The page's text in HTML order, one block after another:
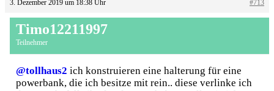
3. Dezember 2019 um 18:38 Uhr #713
Timo12211997
Teilnehmer
@tollhaus2 ich konstruieren eine halterung für eine
powerbank, die ich besitze mit rein.. diese verlinke ich